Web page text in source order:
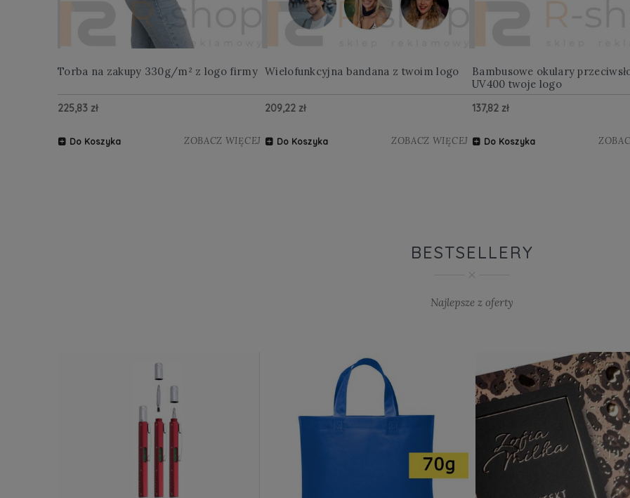
Torba na zakupy 330g/m² z logo firmy
225,83 zł
Do Koszyka ZOBACZ WIĘCEJ
Wielofunkcyjna bandana z twoim logo
209,22 zł
Do Koszyka ZOBACZ WIĘCEJ
Bambusowe okulary
UV400 twoje logo
137,82 zł
Do Koszyka
BESTSELLERY
Najlepsze z oferty